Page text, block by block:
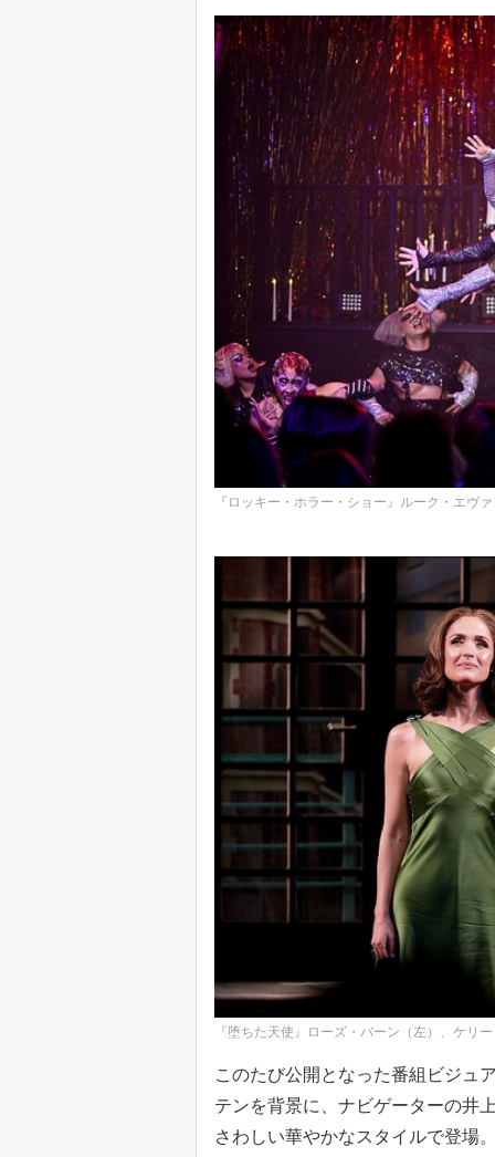
『ロッキー・ホラー・ショー』ルーク・エヴ
『堕ちた天使』ローズ・バーン（左）、ケリ
このたび公開となった番組ビジュ
テンを背景に、ナビゲーターの井
さわしい華やかなスタイルで登場